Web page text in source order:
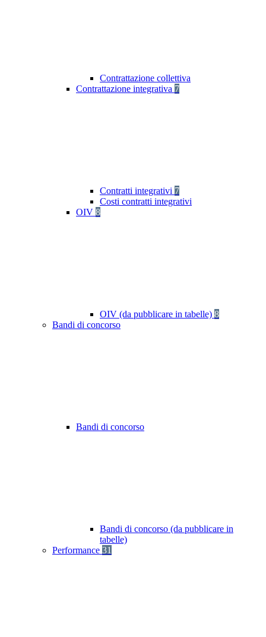
Contrattazione collettiva
Contrattazione integrativa 7
Contratti integrativi 7
Costi contratti integrativi
OIV 8
OIV (da pubblicare in tabelle) 8
Bandi di concorso
Bandi di concorso
Bandi di concorso (da pubblicare in
tabelle)
Performance 31